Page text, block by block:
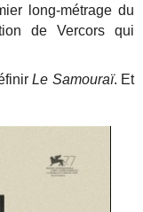
long-métrage du
de Vercors qui
Le Samouraï. Et